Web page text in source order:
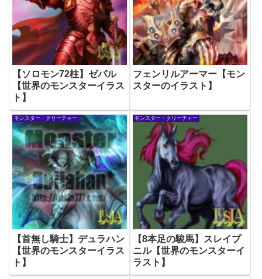
【ソロモン72柱】ゼパル
【世界のモンスターイラス
ト】
フェンリルアーマー【モン
スターのイラスト】
モンスター・クリーチャー
【首無し騎士】デュラハン
【世界のモンスターイラス
ト】
モンスター・クリーチャー
【8本足の駿馬】スレイプ
ニル【世界のモンスターイ
ラスト】